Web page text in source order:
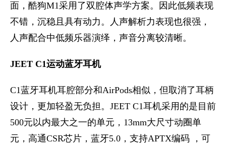
面，酷狗M1采用了双腔体声学方案。因此低频表现
不错，沉稳且具有动力。人声解析力表现也很强，
人声配合中低频乐器演绎，声音分离较清晰。
JEET C1运动蓝牙耳机
C1蓝牙耳机耳腔部分和AirPods相似，但取消了耳柄
设计，更加轻盈无负担。JEET C1耳机采用的是目前
500元以内最大之一的单元，13mm大尺寸动圈单
元，高通CSR芯片，蓝牙5.0，支持APTX编码 ，可